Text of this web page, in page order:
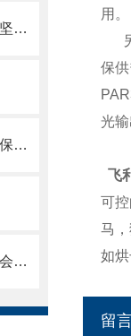
防水防尘防腐三防灯：守护光明的坚实后盾
体育馆照明灯间距的科学设定：确保比赛与训练的照明
LED体育馆工矿灯进入工作后为何会发热？
用。
另
保
光
飞
可
马
如
留